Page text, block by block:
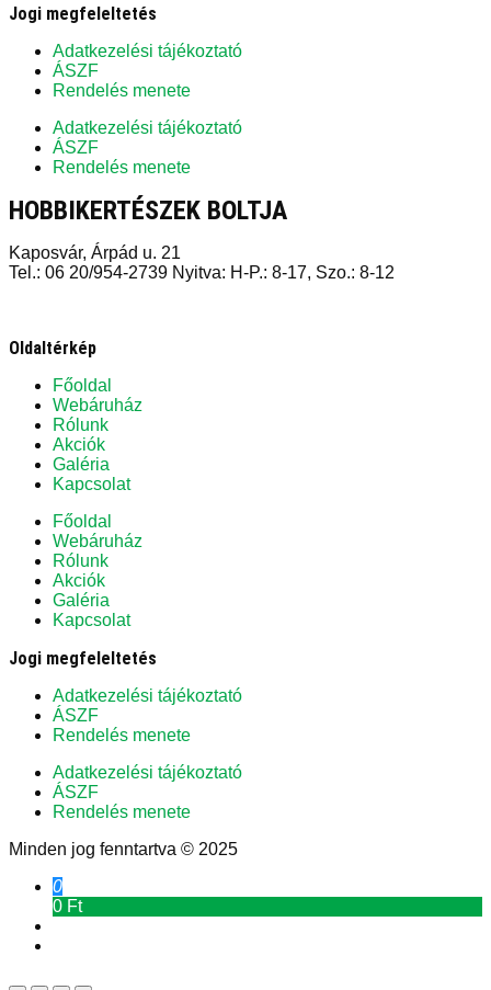
Jogi megfeleltetés
Adatkezelési tájékoztató
ÁSZF
Rendelés menete
Adatkezelési tájékoztató
ÁSZF
Rendelés menete
HOBBIKERTÉSZEK BOLTJA
Kaposvár, Árpád u. 21
Tel.: 06 20/954-2739 Nyitva: H-P.: 8-17, Szo.: 8-12
Oldaltérkép
Főoldal
Webáruház
Rólunk
Akciók
Galéria
Kapcsolat
Főoldal
Webáruház
Rólunk
Akciók
Galéria
Kapcsolat
Jogi megfeleltetés
Adatkezelési tájékoztató
ÁSZF
Rendelés menete
Adatkezelési tájékoztató
ÁSZF
Rendelés menete
Minden jog fenntartva © 2025
0
0 Ft